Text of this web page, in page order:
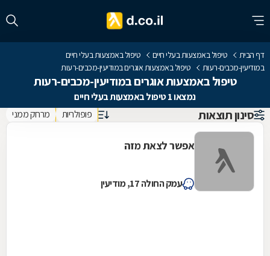
דף הבית טיפול באמצעות בעלי חיים
טיפול באמצעות בעלי חיים
במודיעין-מכבים-רעות
טיפול באמצעות אוגרים במודיעין-מכבים-רעות
טיפול באמצעות אוגרים במודיעין-מכבים-רעות
נמצאו 1 טיפול באמצעות בעלי חיים
סינון תוצאות פופולריות מרחק ממני
אפשר לצאת מזה
עמק החולה 17, מודיעין